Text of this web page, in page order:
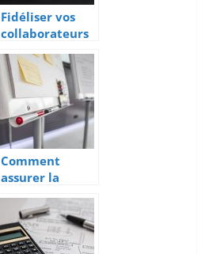
Fidéliser vos
collaborateurs
autant que vos
clients: quelle
importance?
Comment
assurer la
réussite d’un
événement au
sein d’une
entreprise ?